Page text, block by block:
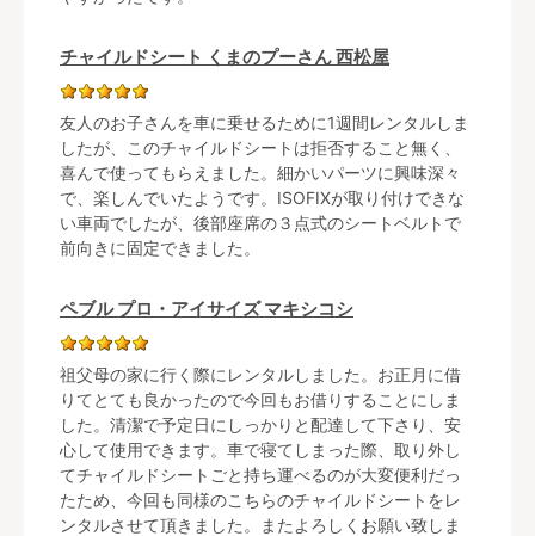
チャイルドシート くまのプーさん 西松屋
友人のお子さんを車に乗せるために1週間レンタルしま
したが、このチャイルドシートは拒否すること無く、
喜んで使ってもらえました。細かいパーツに興味深々
で、楽しんでいたようです。ISOFIXが取り付けできな
い車両でしたが、後部座席の３点式のシートベルトで
前向きに固定できました。
ペブル プロ・アイサイズ マキシコシ
祖父母の家に行く際にレンタルしました。お正月に借
りてとても良かったので今回もお借りすることにしま
した。清潔で予定日にしっかりと配達して下さり、安
心して使用できます。車で寝てしまった際、取り外し
てチャイルドシートごと持ち運べるのが大変便利だっ
たため、今回も同様のこちらのチャイルドシートをレ
ンタルさせて頂きました。またよろしくお願い致しま